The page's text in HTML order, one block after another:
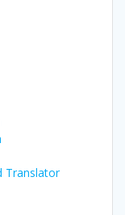
Translator